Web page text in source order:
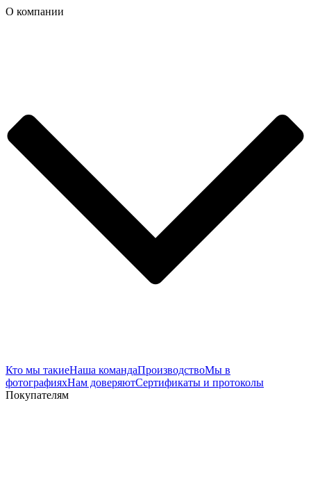
О компании
Кто мы такиеНаша командаПроизводствоМы в
фотографияхНам доверяютСертификаты и протоколы
Покупателям